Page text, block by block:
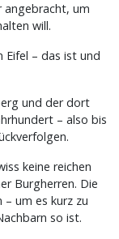
angebracht, um
will.
– das ist und
und der dort
– also bis
keine reichen
Burgherren. Die
– um es kurz zu
so ist.